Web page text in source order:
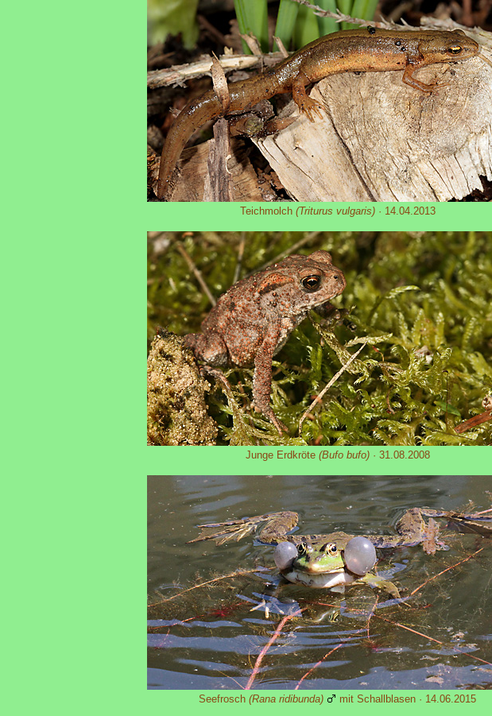
Teichmolch (Triturus vulgaris)· 14.04.2013
Junge Erdkröte (Bufo bufo)· 31.08.2008
Seefrosch (Rana ridibunda) mit Schallblasen · 14.06.2015